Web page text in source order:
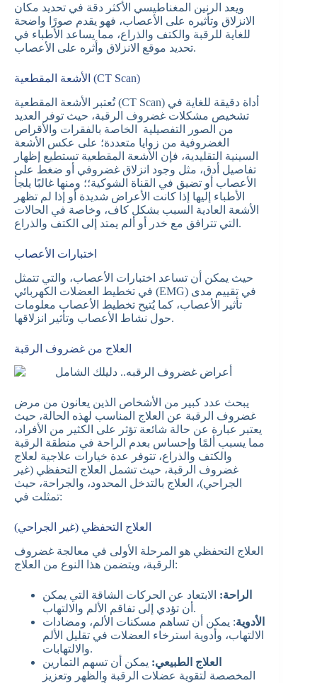
ويعد الرنين المغناطيسي الأكثر دقة في تحديد مكان
الانزلاق وتأثيره على الأعصاب، فهو يقدم صورًا واضحة
للغاية للرقبة والكتف والذراع، مما يساعد الأطباء في
تحديد موقع الانزلاق وأثره على الأعصاب.
الأشعة المقطعية (CT Scan)
تُعتبر الأشعة المقطعية (CT Scan) أداة دقيقة للغاية في
تشخيص مشكلات غضروف الرقبة، حيث توفر العديد
من الصور التفصيلية الخاصة بالفقرات والأقراص
الغضروفية من زوايا متعددة؛ على عكس الأشعة
السينية التقليدية، فإن الأشعة المقطعية تستطيع إظهار
تفاصيل أدق، مثل وجود انزلاق غضروفي أو ضغط على
الأعصاب أو تضيق في القناة الشوكية؛؛ ومنها غالبًا يلجأ
الأطباء إليها إذا كانت الأعراض شديدة أو إذا لم تظهر
الأشعة العادية السبب بشكل كاف، وخاصة في الحالات
التي تترافق مع خدر أو ألم يمتد إلى الكتف والذراع.
اختبارات الأعصاب
حيث يمكن أن تساعد اختبارات الأعصاب، والتي تتمثل
في تخطيط العضلات الكهربائي (EMG) في تقييم مدى
تأثير الأعصاب، كما يُتيح تخطيط الأعصاب معلومات
حول نشاط الأعصاب وتأثير انزلاقها.
العلاج من غضروف الرقبة
يبحث عدد كبير من الأشخاص الذين يعانون من مرض
غضروف الرقبة عن العلاج المناسب لهذه الحالة، حيث
يعتبر عبارة عن حالة شائعة تؤثر على الكثير من الأفراد،
مما يسبب ألمًا وإحساس بعدم الراحة في منطقة الرقبة
والكتف والذراع، تتوفر عدة خيارات علاجية لعلاج
غضروف الرقبة، حيث تشمل العلاج التحفظي (غير
الجراحي)، العلاج بالتدخل المحدود، والجراحة، حيث
تمثلت في:
العلاج التحفظي (غير الجراحي)
العلاج التحفظي هو المرحلة الأولى في معالجة غضروف
الرقبة، ويتضمن هذا النوع من العلاج:
الراحة: الابتعاد عن الحركات الشاقة التي يمكن
أن تؤدي إلى تفاقم الألم والالتهاب.
الأدوية: يمكن أن تساهم مسكنات الألم، ومضادات
الالتهاب، وأدوية استرخاء العضلات في تقليل الألم
والالتهابات.
العلاج الطبيعي: يمكن أن تسهم التمارين
المخصصة لتقوية عضلات الرقبة والظهر وتعزيز